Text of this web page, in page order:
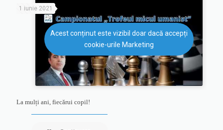
Acest conținut este vizibil doar dacă accepți
cookie-urile Marketing
1 iunie 2021
La mulți ani, fiecărui copil!